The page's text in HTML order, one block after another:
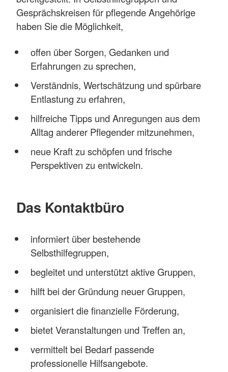
Gesprächskreisen für pflegende Angehörige
haben Sie die Möglichkeit,
offen über Sorgen, Gedanken und
Erfahrungen zu sprechen,
Verständnis, Wertschätzung und spürbare
Entlastung zu erfahren,
hilfreiche Tipps und Anregungen aus dem
Alltag anderer Pflegender mitzunehmen,
neue Kraft zu schöpfen und frische
Perspektiven zu entwickeln.
Das Kontaktbüro
informiert über bestehende
Selbsthilfegruppen,
begleitet und unterstützt aktive Gruppen,
hilft bei der Gründung neuer Gruppen,
organisiert die finanzielle Förderung,
bietet Veranstaltungen und Treffen an,
vermittelt bei Bedarf passende
professionelle Hilfsangebote.